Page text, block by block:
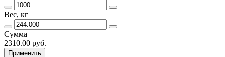
Вес, кг
Сумма
2310.00 руб.
Применить